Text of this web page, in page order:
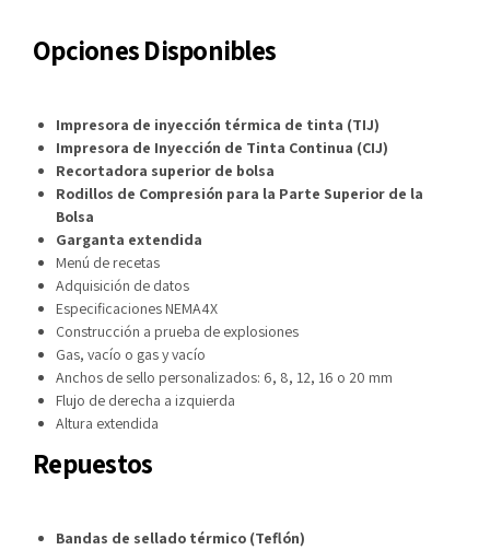
Opciones Disponibles
Impresora de inyección térmica de tinta (TIJ)
Impresora de Inyección de Tinta Continua (CIJ)
Recortadora superior de bolsa
Rodillos de Compresión para la Parte Superior de la
Bolsa
Garganta extendida
Menú de recetas
Adquisición de datos
Especificaciones NEMA4X
Construcción a prueba de explosiones
Gas, vacío o gas y vacío
Anchos de sello personalizados: 6, 8, 12, 16 o 20 mm
Flujo de derecha a izquierda
Altura extendida
Repuestos
Bandas de sellado térmico (Teflón)